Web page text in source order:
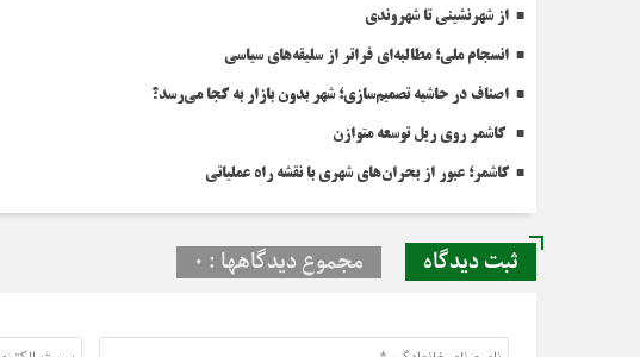
از شهرنشینی تا شهروندی
انسجام ملی؛ مطالبه‌ای فراتر از سلیقه‌های سیاسی
اصناف در حاشیه تصمیم‌سازی؛ شهر بدون بازار به کجا می‌رسد؟
کاشمر روی ریل توسعه متوازن
کاشمر؛ عبور از بحران‌های شهری با نقشه راه عملیاتی
ثبت دیدگاه مجموع دیدگاهها : 0